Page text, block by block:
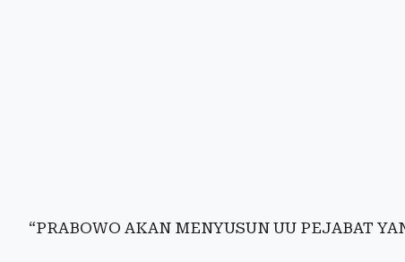
“PRABOWO AKAN MENYUSUN UU PEJABAT